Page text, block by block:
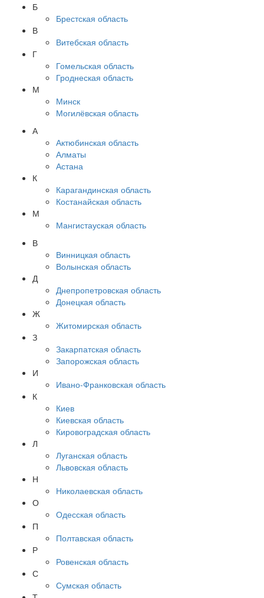
Б
Брестская область
В
Витебская область
Г
Гомельская область
Гроднеская область
М
Минск
Могилёвская область
А
Актюбинская область
Алматы
Астана
К
Карагандинская область
Костанайская область
М
Мангистауская область
В
Винницкая область
Волынская область
Д
Днепропетровская область
Донецкая область
Ж
Житомирская область
З
Закарпатская область
Запорожская область
И
Ивано-Франковская область
К
Киев
Киевская область
Кировоградская область
Л
Луганская область
Львовская область
Н
Николаевская область
О
Одесская область
П
Полтавская область
Р
Ровенская область
С
Сумская область